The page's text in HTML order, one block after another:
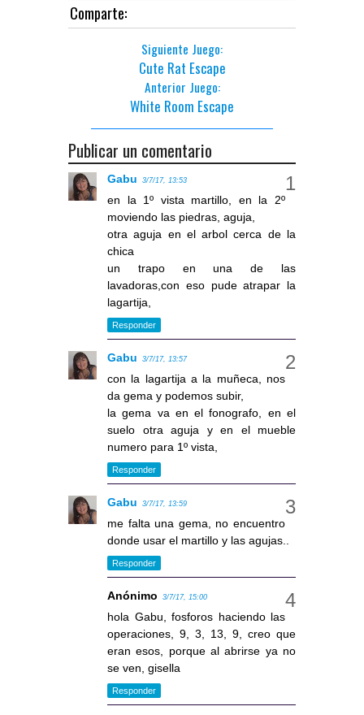
Comparte:
Siguiente Juego:
Cute Rat Escape
Anterior Juego:
White Room Escape
Publicar un comentario
Gabu 3/7/17, 13:53
en la 1º vista martillo, en la 2º
moviendo las piedras, aguja,
otra aguja en el arbol cerca de la
chica
un trapo en una de las
lavadoras,con eso pude atrapar la
lagartija,
Responder
Gabu 3/7/17, 13:57
con la lagartija a la muñeca, nos
da gema y podemos subir,
la gema va en el fonografo, en el
suelo otra aguja y en el mueble
numero para 1º vista,
Responder
Gabu 3/7/17, 13:59
me falta una gema, no encuentro
donde usar el martillo y las agujas..
Responder
Anónimo 3/7/17, 15:00
hola Gabu, fosforos haciendo las
operaciones, 9, 3, 13, 9, creo que
eran esos, porque al abrirse ya no
se ven, gisella
Responder